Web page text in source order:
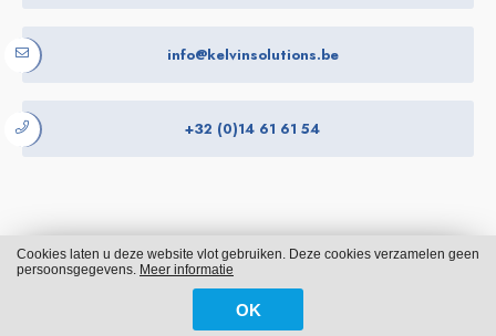
info@kelvinsolutions.be
+32 (0)14 61 61 54
Cookies Privacy
FROM ALWAYS AWAKE
Cookies laten u deze website vlot gebruiken. Deze cookies verzamelen geen
persoonsgegevens. Meer informatie
OK